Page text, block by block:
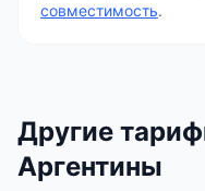
совместимость.
Другие
Аргентины